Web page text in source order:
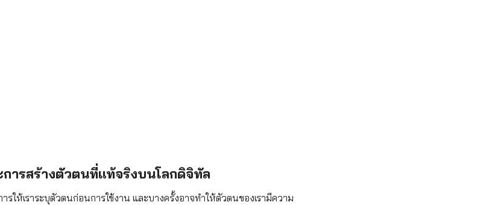
ารสร้างตัวตนที่แท้จริงบนโลกดิจิทัล
ให้เราระบุตัวตนก่อนการใช้งาน และบางครั้งอาจทำให้ตัวตนของเรามีความ